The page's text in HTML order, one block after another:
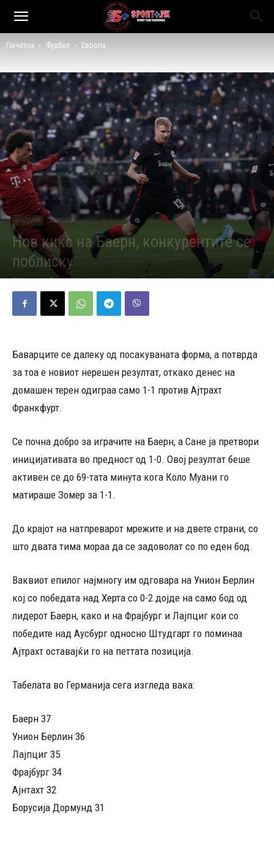
Почетна Фудбал Европа
ФУДБАЛ ЕВРОПА
Нов кикс на Баерн, конкурентите се
поблиску
Објавено од Редакција - 28/01/2023 483
Баварците се далеку од посакуваната форма, а потврда
за тоа е новиот нерешен резултат, откако денес на
домашен терен одиграа само 1-1 против Ајтрахт
Франкфурт.
Се почна добро за играчите на Баерн, а Сане ја претвори
иницијативата во предност од 1-0. Овој резултат беше
активен се до 69-тата минута кога Коло Муани го
матираше Зомер за 1-1.
До крајот на натпреварот мрежите и на двете страни, со
што двата тима мораа да се задоволат со по еден бод.
Ваквиот епилог најмногу им одговара на Унион Берлин
кој со победата над Херта со 0-2 дојде на само бод од
лидерот Баерн, како и на Фрајбург и Лајпциг кои со
победите над Аусбург односно Штудгарт го поминаа
Ајтрахт оставајќи го на петтата позиција.
Табелата во Германија сега изгледа вака:
Баерн 37
Унион Берлин 36
Лајпциг 35
Фрајбург 34
Ајнтахт 32
Борусија Дормунд 31